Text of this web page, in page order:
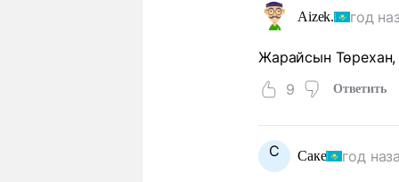
Aizek. год
Жарайсын Төрехан,
9
Ответить
С Саке год